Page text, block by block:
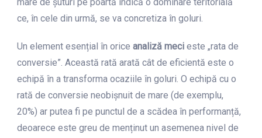
ce, în cele din urmă, se va concretiza în goluri.
Un element esențial în orice analiză meci este „rata de
conversie”. Această rată arată cât de eficientă este o
echipă în a transforma ocaziile în goluri. O echipă cu o
rată de conversie neobișnuit de mare (de exemplu,
20%) ar putea fi pe punctul de a scădea în performanță,
deoarece este greu de menținut un asemenea nivel de